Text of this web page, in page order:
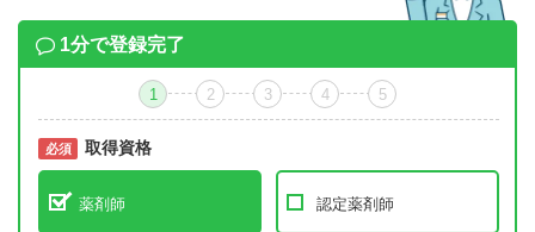
1分で登録完了
1 2 3 4 5
必須 取得資格
薬剤師 認定薬剤師